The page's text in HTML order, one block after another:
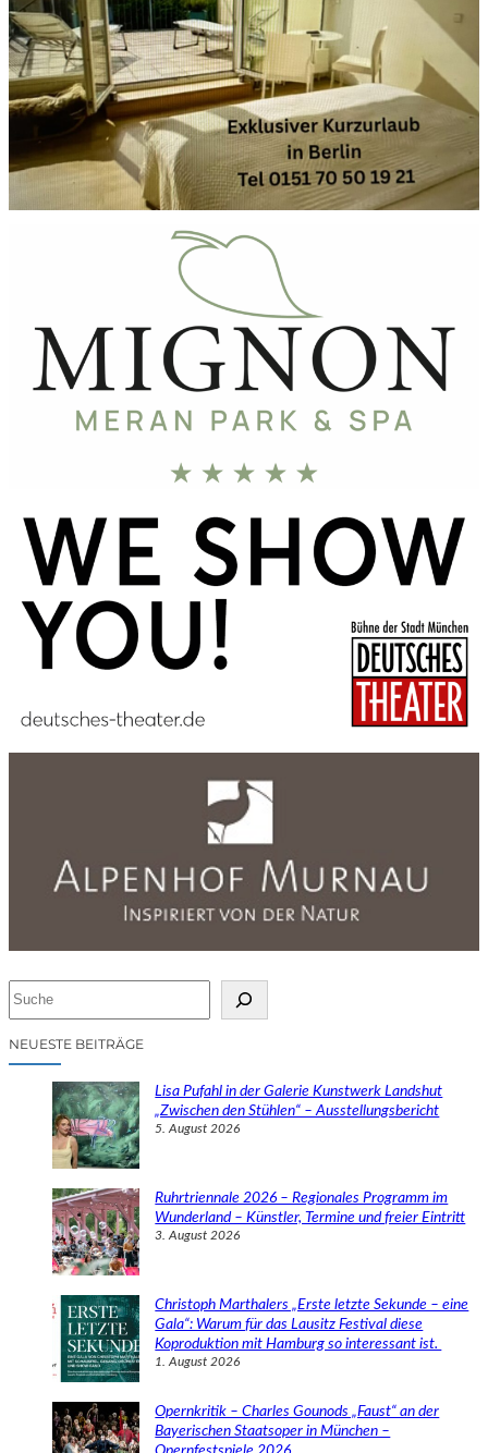
NEUESTE BEITRÄGE
Lisa Pufahl in der Galerie Kunstwerk Landshut
„Zwischen den Stühlen“ – Ausstellungsbericht
5. August 2026
Ruhrtriennale 2026 – Regionales Programm im
Wunderland – Künstler, Termine und freier Eintritt
3. August 2026
Christoph Marthalers „Erste letzte Sekunde – eine
Gala“: Warum für das Lausitz Festival diese
Koproduktion mit Hamburg so interessant ist.
1. August 2026
Opernkritik – Charles Gounods „Faust“ an der
Bayerischen Staatsoper in München –